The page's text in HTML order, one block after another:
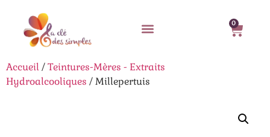
0
Accueil/Teintures-Mères - Extraits
Hydroalcooliques / Millepertuis